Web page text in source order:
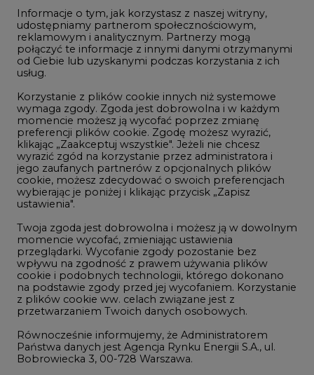
Gospodarka
Geopolityka
LTE450
Innowacje i AI
Telekomunikacja i IT
Handel emisjami CO2
Wodór
Górnictwo
Atom
Fotowoltaika
Offshore wind
Zielone samorządy
Zielona gospodarka
Informacje o tym, jak korzystasz z naszej witryny,
udostępniamy partnerom społecznościowym,
reklamowym i analitycznym. Partnerzy mogą
połączyć te informacje z innymi danymi otrzymanymi
od Ciebie lub uzyskanymi podczas korzystania z ich
usług.
Korzystanie z plików cookie innych niż systemowe
wymaga zgody. Zgoda jest dobrowolna i w każdym
momencie możesz ją wycofać poprzez zmianę
preferencji plików cookie. Zgodę możesz wyrazić,
klikając „Zaakceptuj wszystkie". Jeżeli nie chcesz
wyrazić zgód na korzystanie przez administratora i
jego zaufanych partnerów z opcjonalnych plików
cookie, możesz zdecydować o swoich preferencjach
wybierając je poniżej i klikając przycisk „Zapisz
ustawienia".
Twoja zgoda jest dobrowolna i możesz ją w dowolnym
momencie wycofać, zmieniając ustawienia
przeglądarki. Wycofanie zgody pozostanie bez
wpływu na zgodność z prawem używania plików
cookie i podobnych technologii, którego dokonano
na podstawie zgody przed jej wycofaniem. Korzystanie
z plików cookie ww. celach związane jest z
przetwarzaniem Twoich danych osobowych.
Równocześnie informujemy, że Administratorem
Państwa danych jest Agencja Rynku Energii S.A., ul.
Bobrowiecka 3, 00-728 Warszawa.